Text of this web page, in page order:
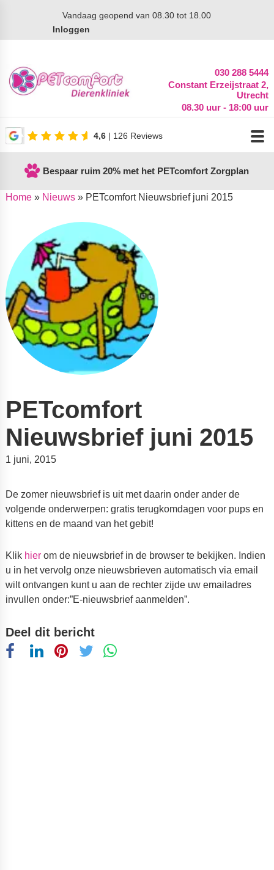
Vandaag geopend van 08.30 tot 18.00
Inloggen
030 288 5444
Constant Erzeijstraat 2,
Utrecht
08.30 uur - 18:00 uur
4,6 | 126 Reviews
Bespaar ruim 20% met het PETcomfort Zorgplan
Home» Nieuws» PETcomfort Nieuwsbrief juni 2015
PETcomfort
Nieuwsbrief juni 2015
1 juni, 2015
De zomer nieuwsbrief is uit met daarin onder ander de
volgende onderwerpen: gratis terugkomdagen voor pups en
kittens en de maand van het gebit!
Klik hierom de nieuwsbrief in de browser te bekijken. Indien
u in het vervolg onze nieuwsbrieven automatisch via email
wilt ontvangen kunt u aan de rechter zijde uw emailadres
invullen onder:”E-nieuwsbrief aanmelden”.
Deel dit bericht